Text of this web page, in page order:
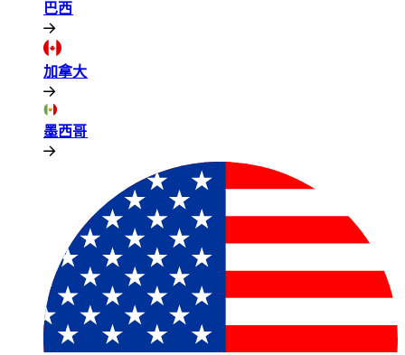
巴西​​
加拿大​​
墨西哥​​